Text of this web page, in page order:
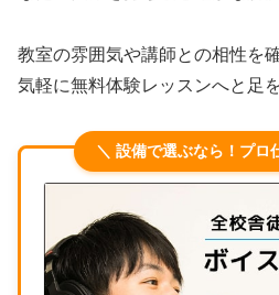
教室の雰囲気や講師との相性を
気軽に無料体験レッスンへと足
＼ 設備で選ぶなら！プロ